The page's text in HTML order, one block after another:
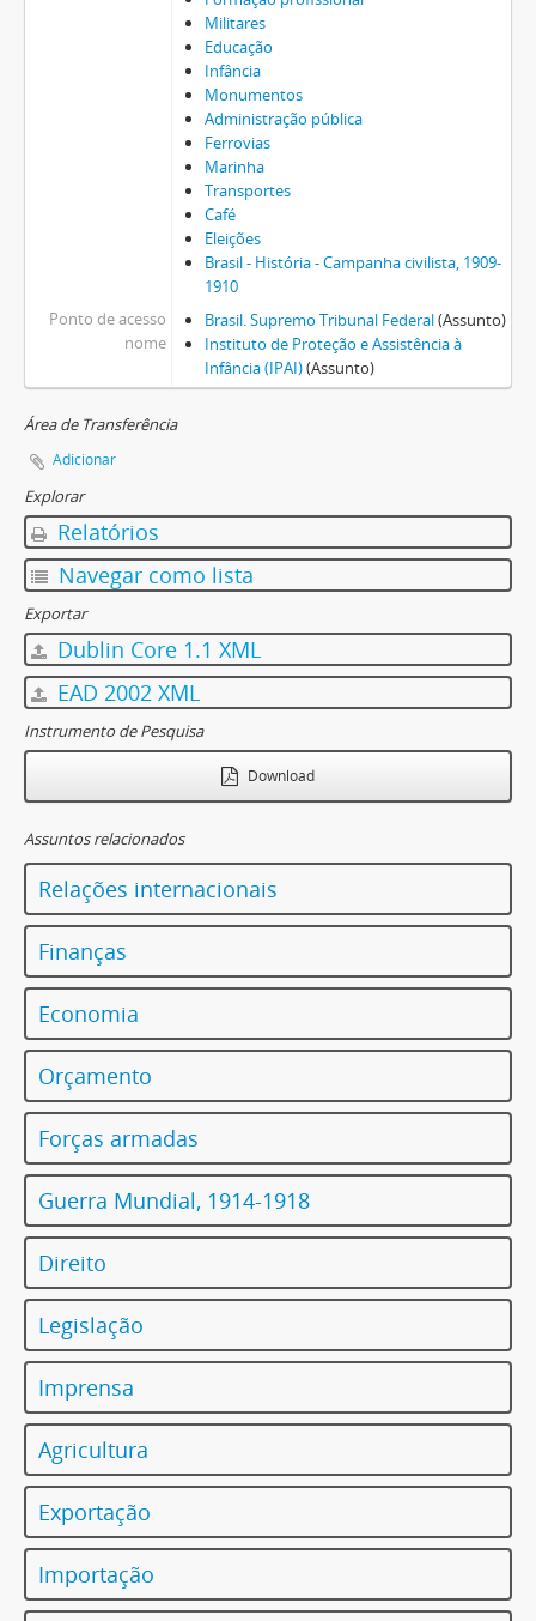
Militares
Educação
Infância
Monumentos
Administração pública
Ferrovias
Marinha
Transportes
Café
Eleições
Brasil - História - Campanha civilista, 1909-
1910
Ponto de acesso
nome
Brasil. Supremo Tribunal Federal(Assunto)
Instituto de Proteção e Assistência à
Infância (IPAI)(Assunto)
Área de Transferência
Adicionar
Explorar
Relatórios
Navegar como lista
Exportar
Dublin Core 1.1 XML
EAD 2002 XML
Instrumento de Pesquisa
Download
Assuntos relacionados
Relações internacionais
Finanças
Economia
Orçamento
Forças armadas
Guerra Mundial, 1914-1918
Direito
Legislação
Imprensa
Agricultura
Exportação
Importação